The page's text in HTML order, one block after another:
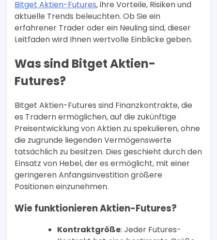
Bitget Aktien-Futures, ihre Vorteile, Risiken und
aktuelle Trends beleuchten. Ob Sie ein
erfahrener Trader oder ein Neuling sind, dieser
Leitfaden wird Ihnen wertvolle Einblicke geben.
Was sind Bitget Aktien-
Futures?
Bitget Aktien-Futures sind Finanzkontrakte, die
es Tradern ermöglichen, auf die zukünftige
Preisentwicklung von Aktien zu spekulieren, ohne
die zugrunde liegenden Vermögenswerte
tatsächlich zu besitzen. Dies geschieht durch den
Einsatz von Hebel, der es ermöglicht, mit einer
geringeren Anfangsinvestition größere
Positionen einzunehmen.
Wie funktionieren Aktien-Futures?
Kontraktgröße: Jeder Futures-